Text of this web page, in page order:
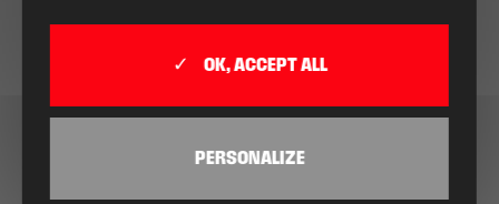
OK, ACCEPT ALL
PERSONALIZE